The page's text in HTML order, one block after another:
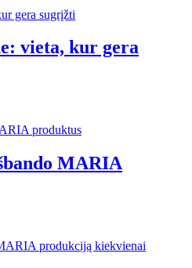
vieta, kur gera
MARIA